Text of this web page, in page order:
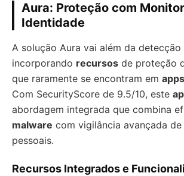
Aura: Proteção com
Identidade
A solução Aura vai além da detecção
incorporando recursos de proteção
que raramente se encontram em apps
Com SecurityScore de 9.5/10, este
abordagem integrada que combina
malware com vigilância avançada de
pessoais.
Recursos Integrados e